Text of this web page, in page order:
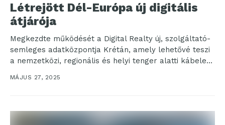
Létrejött Dél-Európa új digitális
átjárója
Megkezdte működését a Digital Realty új, szolgáltató-
semleges adatközpontja Krétán, amely lehetővé teszi
a nemzetközi, regionális és helyi tenger alatti kábelek
MÁJUS 27, 2025